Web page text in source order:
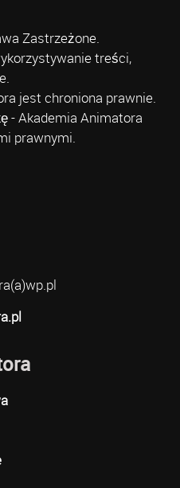
Zastrzeżone.
treści,
jest chroniona prawnie.
- Akademia Animatora
prawnymi.